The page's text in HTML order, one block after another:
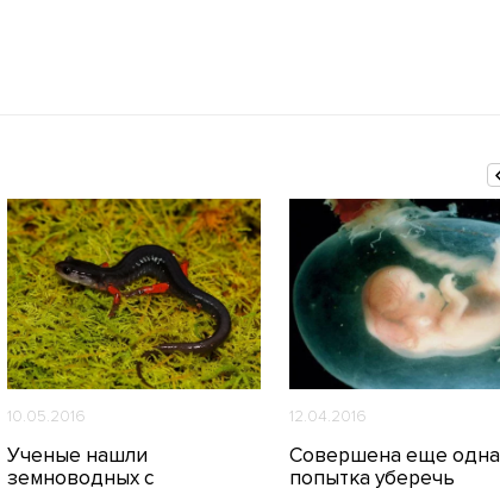
10.05.2016
Ученые нашли
земноводных с
12.04.2016
Совершена еще одна
попытка уберечь